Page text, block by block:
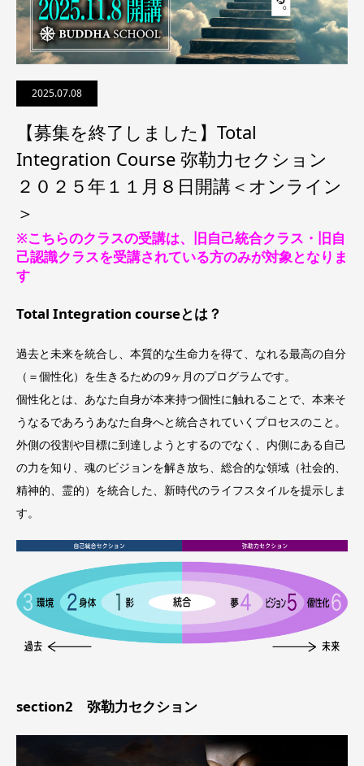
2025.07.08
【募集を終了しました】Total
Integration Course 弥勒力セクション
２０２５年１１月８日開講＜オンライン
＞
※こちらのクラスの受講は、旧自己統合クラス・旧自
己認識クラスを受講されている方のみが対象となりま
す
Total Integration courseとは？
過去と未来を統合し、本質的な生命力を得て、なれる最高の自分
（＝個性化）を生きるための9ヶ月のプログラムです。
個性化とは、あなた自身が本来持つ個性に触れることで、本来そ
うなるであろうあなた自身へと統合されていくプロセスのこと。
外側の役割や目標に到達しようとするのでなく、内側にある自己
の力を知り、魂のビジョンを解き放ち、総合的な領域（社会的、
精神的、霊的）を統合した、新時代のライフスタイルを提示しま
す。
section2 弥勒力セクション